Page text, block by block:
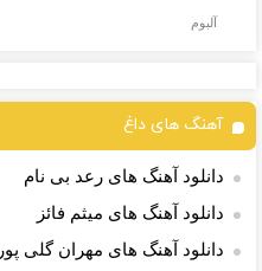
آلبوم
آهنگ های داغ
دانلود آهنگ های رعد بی نام
دانلود آهنگ های میثم فائز
دانلود آهنگ های مهران گلی پور